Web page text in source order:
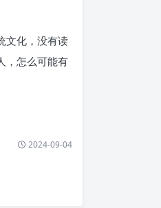
文化，没有读
，怎么可能有
2024-09-04